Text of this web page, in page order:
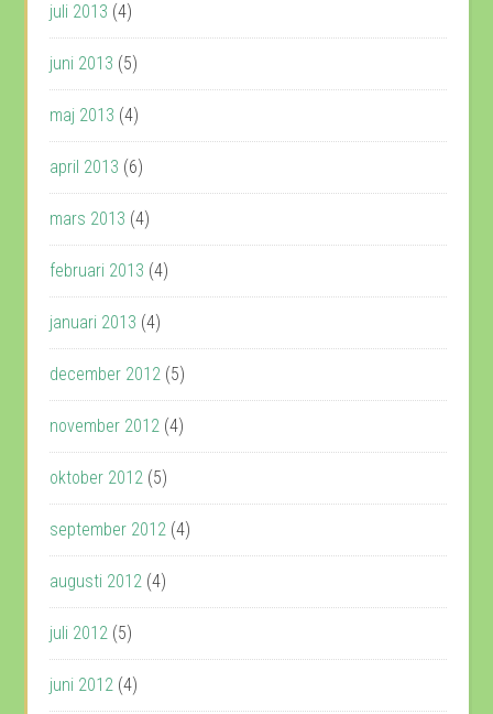
juli 2013 (4)
juni 2013 (5)
maj 2013 (4)
april 2013 (6)
mars 2013 (4)
februari 2013 (4)
januari 2013 (4)
december 2012 (5)
november 2012 (4)
oktober 2012 (5)
september 2012 (4)
augusti 2012 (4)
juli 2012 (5)
juni 2012 (4)